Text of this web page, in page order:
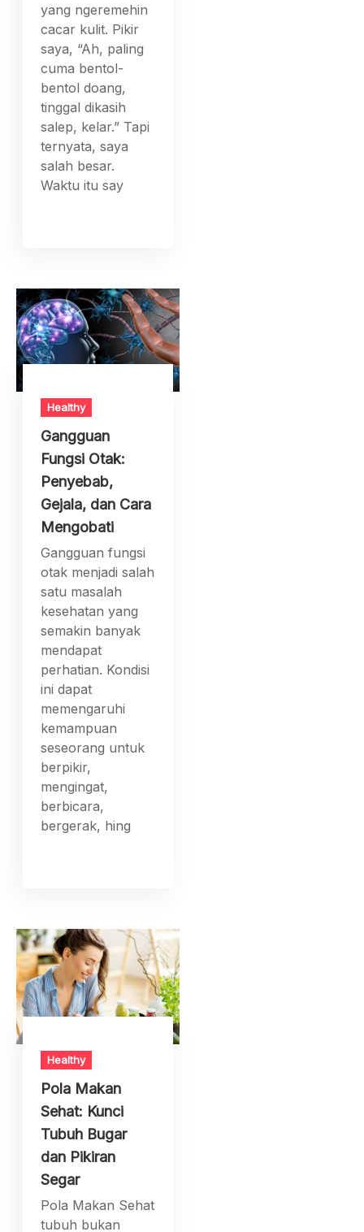
yang ngeremehin
cacar kulit. Pikir
saya, “Ah, paling
cuma bentol-
bentol doang,
tinggal dikasih
salep, kelar.” Tapi
ternyata, saya
salah besar.
Waktu itu say
Healthy
Gangguan
Fungsi Otak:
Penyebab,
Gejala, dan Cara
Mengobati
Gangguan fungsi
otak menjadi salah
satu masalah
kesehatan yang
semakin banyak
mendapat
perhatian. Kondisi
ini dapat
memengaruhi
kemampuan
seseorang untuk
berpikir,
mengingat,
berbicara,
bergerak, hing
Healthy
Pola Makan
Sehat: Kunci
Tubuh Bugar
dan Pikiran
Segar
Pola Makan Sehat
tubuh bukan